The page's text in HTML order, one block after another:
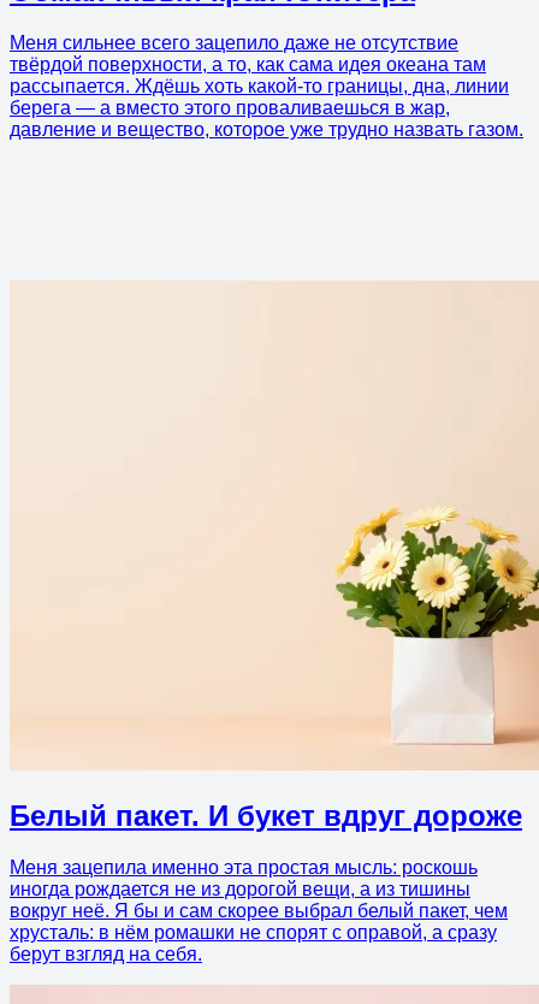
Меня сильнее всего зацепило даже не отсутствие
твёрдой поверхности, а то, как сама идея океана там
рассыпается. Ждёшь хоть какой-то границы, дна, линии
берега — а вместо этого проваливаешься в жар,
давление и вещество, которое уже трудно назвать газом.
Белый пакет. И букет вдруг дороже
Меня зацепила именно эта простая мысль: роскошь
иногда рождается не из дорогой вещи, а из тишины
вокруг неё. Я бы и сам скорее выбрал белый пакет, чем
хрусталь: в нём ромашки не спорят с оправой, а сразу
берут взгляд на себя.